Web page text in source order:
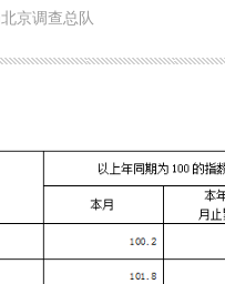
京调查总队